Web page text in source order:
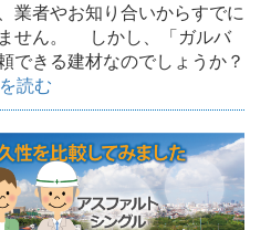
業者やお知り合いからすでに
せん。 しかし、「ガルバ
できる建材なのでしょうか？
読む